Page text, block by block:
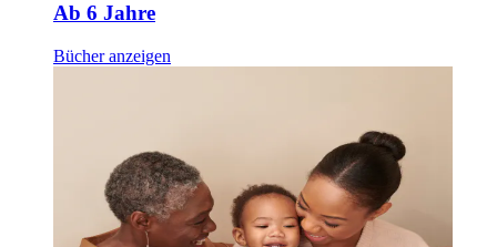
Ab 6 Jahre
Bücher anzeigen